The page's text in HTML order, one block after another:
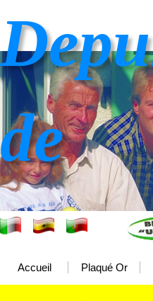
Accueil Plaqué Or
de